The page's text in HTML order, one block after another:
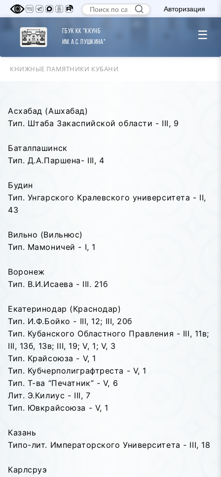
Авторизация
ГБУК КК "ККУНБ
им. А.С. Пушкина"
☰
КНИЖНЫЕ ПАМЯТНИКИ КУБАНИ
Асхабад (Ашхабад)
Тип. Штаба Закаспийской области - III, 9
Баталпашинск
Тип. Д.А.Паршена- III, 4
Будин
Тип. Унгарского Кралевского университета - II,
43
Вильно (Вильнюс)
Тип. Мамоничей - I, 1
Воронеж
Тип. В.И.Исаева - III. 21б
Екатеринодар (Краснодар)
Тип. И.Ф.Бойко - III, 12; III, 20б
Тип. Кубанского Областного Правления - III, 11в;
III, 13б, 13в; III, 19; V, 1; V, 3
Тип. Крайсоюза - V, 1
Тип. Кубчерполиграфтреста - V, 1
Тип. Т-ва “Печатник” - V, 6
Лит. Э.Килиус - III, 7
Тип. Ювкрайсоюза - V, 1
Казань
Типо-лит. Императорского Университета - III, 18
Карлсруэ